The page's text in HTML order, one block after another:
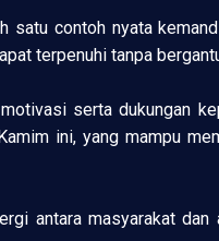
contoh nyata
terpenuhi tanpa
serta dukungan
ini, yang mampu
antara masyarakat